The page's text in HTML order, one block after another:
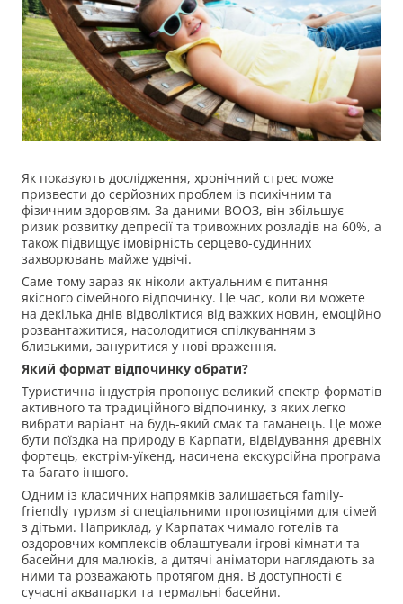
Як показують дослідження, хронічний стрес може
призвести до серйозних проблем із психічним та
фізичним здоров'ям. За даними ВООЗ, він збільшує
ризик розвитку депресії та тривожних розладів на 60%, а
також підвищує імовірність серцево-судинних
захворювань майже удвічі.
Саме тому зараз як ніколи актуальним є питання
якісного сімейного відпочинку. Це час, коли ви можете
на декілька днів відволіктися від важких новин, емоційно
розвантажитися, насолодитися спілкуванням з
близькими, зануритися у нові враження.
Який формат відпочинку обрати?
Туристична індустрія пропонує великий спектр форматів
активного та традиційного відпочинку, з яких легко
вибрати варіант на будь-який смак та гаманець. Це може
бути поїздка на природу в Карпати, відвідування древніх
фортець, екстрім-уїкенд, насичена екскурсійна програма
та багато іншого.
Одним із класичних напрямків залишається family-
friendly туризм зі спеціальними пропозиціями для сімей
з дітьми. Наприклад, у Карпатах чимало готелів та
оздоровчих комплексів облаштували ігрові кімнати та
басейни для малюків, а дитячі аніматори наглядають за
ними та розважають протягом дня. В доступності є
сучасні аквапарки та термальні басейни.